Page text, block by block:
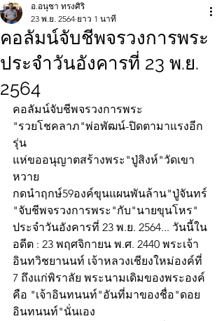
คอลัมน์จับชีพจรวงการพระ
ประจำวันอังคารที่ 23 พ.ย.
2564
อ.อนุชา ทรงศิริ
23 พ.ย. 2564 ยาว 1 นาที
คอลัมน์จับชีพจรวงการพระ
"รวยโชคลาภ"พ่อพัฒน์-ปิดตามาแรงอีก
รุ่น
แห่ขออนุญาตสร้างพระ"ปู่สิงห์"วัดเขา
หวาย
กดนำฤกษ์59องค์ขุนแผนพันล้าน"ปู่จันทร์
"จับชีพจรวงการพระ"กับ"นายขุนโหร"
ประจำวันอังคารที่ 23 พ.ย. 2564... วันนี้ใน
อดีต : 23 พฤศจิกายน พ.ศ. 2440 พระเจ้า
อินทวิชยานนท์ เจ้าหลวงเชียงใหม่องค์ที่
7 ถึงแก่พิราลัย พระนามเดิมของพระองค์
คือ "เจ้าอินทนนท์"อันที่มาของชื่อ"ดอย
อินทนนท์"นั่นเอง